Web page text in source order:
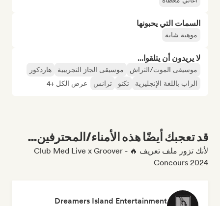
السمات التي يحبونها
موهبة شابة
لا يريدون أن يتلقوا...
موسيقى الموت/الثراش موسيقى الجاز التجريبية
هاردكور
الراب باللغة الإنجليزية
تكنو ترانس عرض الكل +4
قد تعجبك أيضًا هذه الأمناء/المحترفين...
لأنك تزور ملف تعريف 🔥 Club Med Live x Groover -
Concours 2024
Dreamers Island Entertainment